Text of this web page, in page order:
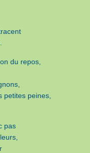
du repos,
petites peines,
pas